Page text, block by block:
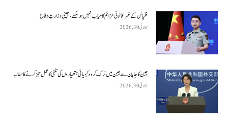
فلپائن کے غیر قانونی عزائم کامیاب نہیں ہو سکتے ، چینی وزارتِ دفاع
جولائی 30, 2026
چین کا جاپان سے چین میں ترک کردہ کیمیائی ہتھیاروں کی تلفی کا عمل تیز کرنے کا مطالبہ
جولائی 30, 2026